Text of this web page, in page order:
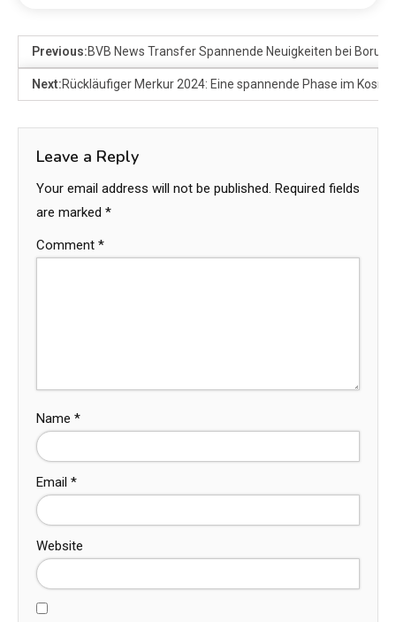
Previous:BVB News Transfer Spannende Neuigkeiten bei
Next:Rückläufiger Merkur 2024: Eine spannende Phase im
Leave a Reply
Your email address will not be published. Required fields
are marked *
Comment *
Name *
Email *
Website